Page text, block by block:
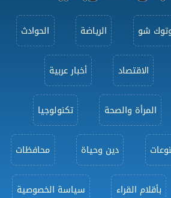
شو الرياضة الحوادث
الاقتصاد أخبار عربية
المرأة والصحة تكنولوجيا
دين وحياة محافظات
بأقلام القراء سياسة الخصوصية